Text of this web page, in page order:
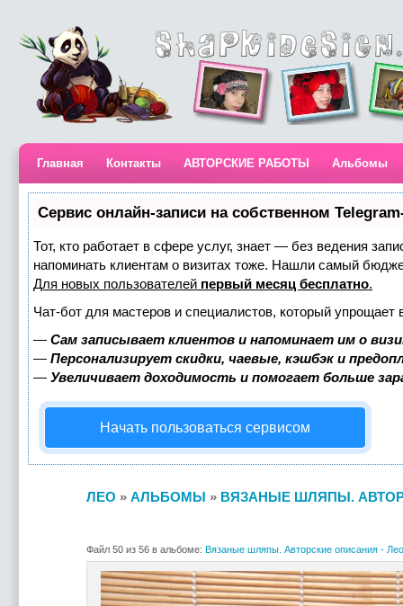
Главная Контакты АВТОРСКИЕ РАБОТЫ Альбомы
Сервис онлайн-записи на собственном
Тот, кто работает в сфере услуг, знает — без ведения
напоминать клиентам о визитах тоже. Нашли самый
Для новых пользователей первый месяц бесплатно.
Чат-бот для мастеров и специалистов, который упрощает
— Сам записывает клиентов и напоминает им о
— Персонализирует скидки, чаевые, кэшбэк и
— Увеличивает доходимость и помогает больше
Начать пользоваться сервисом
ЛЕО » АЛЬБОМЫ » ВЯЗАНЫЕ ШЛЯПЫ.
Файл 50 из 56 в альбоме: Вязаные шляпы. Авторские описания - Лео